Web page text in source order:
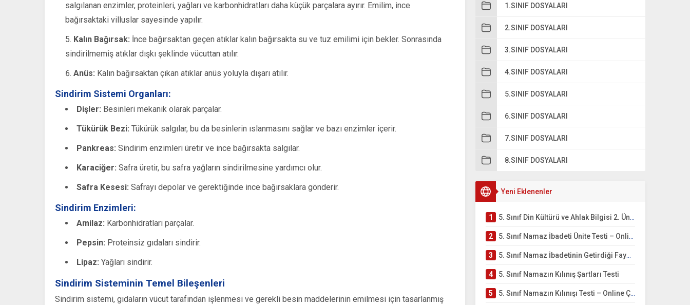
1.SINIF DOSYALARI
2.SINIF DOSYALARI
3.SINIF DOSYALARI
4.SINIF DOSYALARI
5.SINIF DOSYALARI
6.SINIF DOSYALARI
7.SINIF DOSYALARI
8.SINIF DOSYALARI
Yeni Eklenenler
1 5. Sınıf Din Kültürü ve Ahlak Bilgisi 2. Ünite: Namaz İbadeti Çalışmaları
2 5. Sınıf Namaz İbadeti Ünite Testi – Online Çöz
3 5. Sınıf Namaz İbadetinin Getirdiği Faydalar Testi
4 5. Sınıf Namazın Kılınış Şartları Testi
5 5. Sınıf Namazın Kılınışı Testi – Online Çöz
salgılanan enzimler, proteinleri, yağları ve karbonhidratları daha küçük parçalara ayırır. Emilim, ince
bağırsaktaki villuslar sayesinde yapılır.
Kalın Bağırsak: İnce bağırsaktan geçen atıklar kalın bağırsakta su ve tuz emilimi için bekler. Sonrasında
sindirilmemiş atıklar dışkı şeklinde vücuttan atılır.
Anüs: Kalın bağırsaktan çıkan atıklar anüs yoluyla dışarı atılır.
Sindirim Sistemi Organları:
Dişler: Besinleri mekanik olarak parçalar.
Tükürük Bezi: Tükürük salgılar, bu da besinlerin ıslanmasını sağlar ve bazı enzimler içerir.
Pankreas: Sindirim enzimleri üretir ve ince bağırsakta salgılar.
Karaciğer: Safra üretir, bu safra yağların sindirilmesine yardımcı olur.
Safra Kesesi: Safrayı depolar ve gerektiğinde ince bağırsaklara gönderir.
Sindirim Enzimleri:
Amilaz: Karbonhidratları parçalar.
Pepsin: Proteinsiz gıdaları sindirir.
Lipaz: Yağları sindirir.
Sindirim Sisteminin Temel Bileşenleri
Sindirim sistemi, gıdaların vücut tarafından işlenmesi ve gerekli besin maddelerinin emilmesi için tasarlanmış